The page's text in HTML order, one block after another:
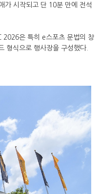
가 시작되고 단 10분 만에 전석
2026은 특히 e스포츠 문법의 창
형식으로 행사장을 구성했다.